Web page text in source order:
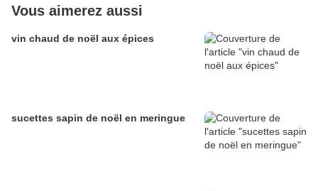
Vous aimerez aussi
vin chaud de noël aux épices
sucettes sapin de noël en meringue